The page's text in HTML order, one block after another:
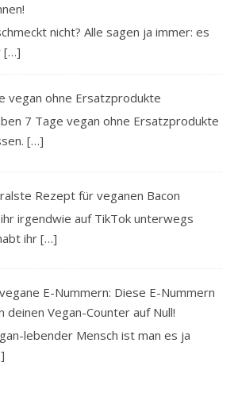
nicht? Alle sagen ja immer: es
[…]
vegan ohne Ersatzprodukte
7 Tage vegan ohne Ersatzprodukte
[…]
Rezept für veganen Bacon
irgendwie auf TikTok unterwegs
ihr[…]
E-Nummern: Diese E-Nummern
deinen Vegan-Counter auf Null!
lebender Mensch ist man es ja